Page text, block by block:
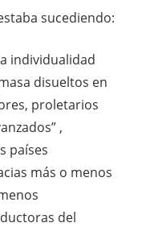
sucediendo:
individualidad
disueltos en
proletarios
,
países
más o menos
del